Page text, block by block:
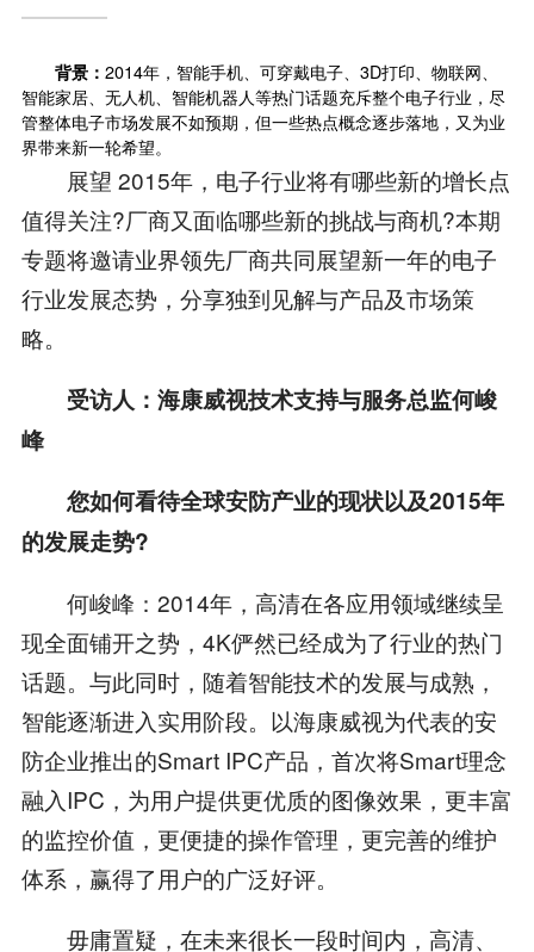
背景： 2014年，智能手机、可穿戴电子、3D打印、物联网、
智能家居、无人机、智能机器人等热门话题充斥整个电子行业，尽
管整体电子市场发展不如预期，但一些热点概念逐步落地，又为业
界带来新一轮希望。
展望 2015年，电子行业将有哪些新的增长点
值得关注?厂商又面临哪些新的挑战与商机?本期
专题将邀请业界领先厂商共同展望新一年的电子
行业发展态势，分享独到见解与产品及市场策
略。
受访人：海康威视技术支持与服务总监何峻
峰
您如何看待全球安防产业的现状以及2015年
的发展走势?
何峻峰：2014年，高清在各应用领域继续呈
现全面铺开之势，4K俨然已经成为了行业的热门
话题。与此同时，随着智能技术的发展与成熟，
智能逐渐进入实用阶段。以海康威视为代表的安
防企业推出的Smart IPC产品，首次将Smart理念
融入IPC，为用户提供更优质的图像效果，更丰富
的监控价值，更便捷的操作管理，更完善的维护
体系，赢得了用户的广泛好评。
毋庸置疑，在未来很长一段时间内，高清、